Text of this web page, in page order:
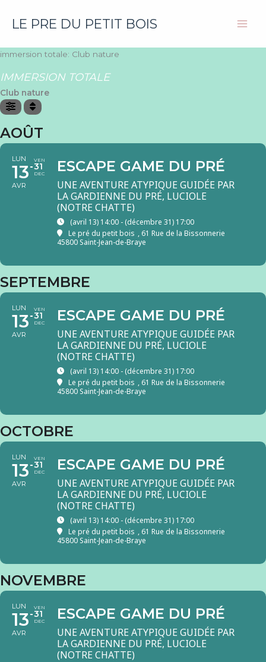
LE PRE DU PETIT BOIS
immersion totale: Club nature
IMMERSION TOTALE
Club nature
AOÛT
LUN
13
AVR
VEN
31
DEC ESCAPE GAME DU PRÉ
UNE AVENTURE ATYPIQUE GUIDÉE PAR
LA GARDIENNE DU PRÉ, LUCIOLE
(NOTRE CHATTE)
(avril 13) 14:00 - (décembre 31) 17:00
Le pré du petit bois , 61 Rue de la Bissonnerie
45800 Saint-Jean-de-Braye
SEPTEMBRE
LUN
13
AVR
VEN
31
DEC ESCAPE GAME DU PRÉ
UNE AVENTURE ATYPIQUE GUIDÉE PAR
LA GARDIENNE DU PRÉ, LUCIOLE
(NOTRE CHATTE)
(avril 13) 14:00 - (décembre 31) 17:00
Le pré du petit bois , 61 Rue de la Bissonnerie
45800 Saint-Jean-de-Braye
OCTOBRE
LUN
13
AVR
VEN
31
DEC ESCAPE GAME DU PRÉ
UNE AVENTURE ATYPIQUE GUIDÉE PAR
LA GARDIENNE DU PRÉ, LUCIOLE
(NOTRE CHATTE)
(avril 13) 14:00 - (décembre 31) 17:00
Le pré du petit bois , 61 Rue de la Bissonnerie
45800 Saint-Jean-de-Braye
NOVEMBRE
LUN
13
AVR
VEN
31
DEC ESCAPE GAME DU PRÉ
UNE AVENTURE ATYPIQUE GUIDÉE PAR
LA GARDIENNE DU PRÉ, LUCIOLE
(NOTRE CHATTE)